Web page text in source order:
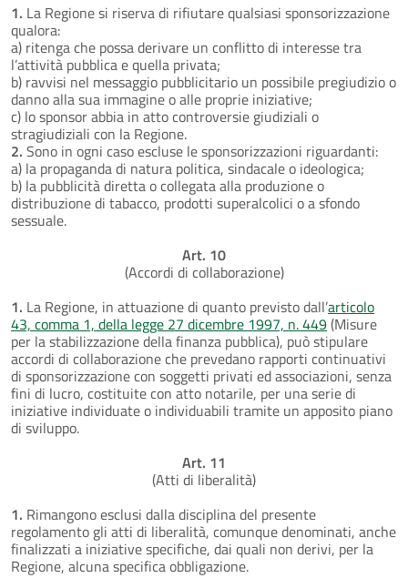
1. La Regione si riserva di rifiutare qualsiasi sponsorizzazione
qualora:
a) ritenga che possa derivare un conflitto di interesse tra
l’attività pubblica e quella privata;
b) ravvisi nel messaggio pubblicitario un possibile pregiudizio o
danno alla sua immagine o alle proprie iniziative;
c) lo sponsor abbia in atto controversie giudiziali o
stragiudiziali con la Regione.
2. Sono in ogni caso escluse le sponsorizzazioni riguardanti:
a) la propaganda di natura politica, sindacale o ideologica;
b) la pubblicità diretta o collegata alla produzione o
distribuzione di tabacco, prodotti superalcolici o a sfondo
sessuale.
Art. 10
(Accordi di collaborazione)
1. La Regione, in attuazione di quanto previsto dall’articolo
43, comma 1, della legge 27 dicembre 1997, n. 449(Misure
per la stabilizzazione della finanza pubblica), può stipulare
accordi di collaborazione che prevedano rapporti continuativi
di sponsorizzazione con soggetti privati ed associazioni, senza
fini di lucro, costituite con atto notarile, per una serie di
iniziative individuate o individuabili tramite un apposito piano
di sviluppo.
Art. 11
(Atti di liberalità)
1. Rimangono esclusi dalla disciplina del presente
regolamento gli atti di liberalità, comunque denominati, anche
finalizzati a iniziative specifiche, dai quali non derivi, per la
Regione, alcuna specifica obbligazione.